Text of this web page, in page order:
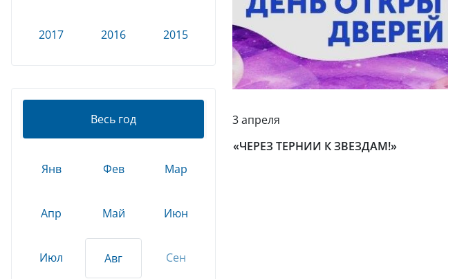
2017 2016 2015
Весь год
Янв Фев Мар
Апр Май Июн
Июл Авг Сен
3 апреля
«ЧЕРЕЗ ТЕРНИИ К ЗВЕЗДАМ!»